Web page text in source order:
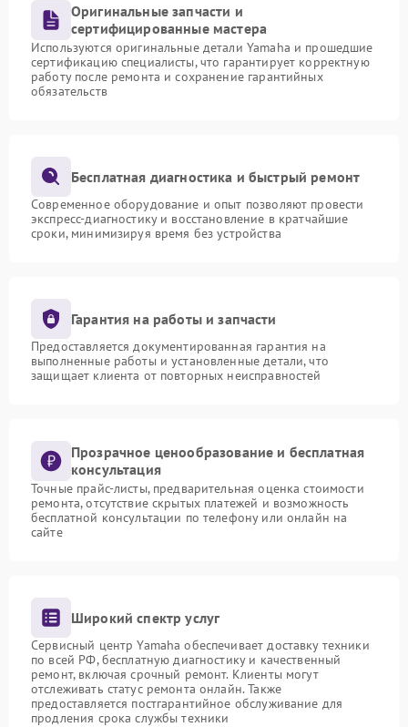
Оригинальные запчасти и
сертифицированные мастера
Используются оригинальные детали Yamaha и прошедшие
сертификацию специалисты, что гарантирует корректную
работу после ремонта и сохранение гарантийных
обязательств
Бесплатная диагностика и быстрый ремонт
Современное оборудование и опыт позволяют провести
экспресс-диагностику и восстановление в кратчайшие
сроки, минимизируя время без устройства
Гарантия на работы и запчасти
Предоставляется документированная гарантия на
выполненные работы и установленные детали, что
защищает клиента от повторных неисправностей
Прозрачное ценообразование и бесплатная
консультация
Точные прайс-листы, предварительная оценка стоимости
ремонта, отсутствие скрытых платежей и возможность
бесплатной консультации по телефону или онлайн на
сайте
Широкий спектр услуг
Сервисный центр Yamaha обеспечивает доставку техники
по всей РФ, бесплатную диагностику и качественный
ремонт, включая срочный ремонт. Клиенты могут
отслеживать статус ремонта онлайн. Также
предоставляется постгарантийное обслуживание для
продления срока службы техники